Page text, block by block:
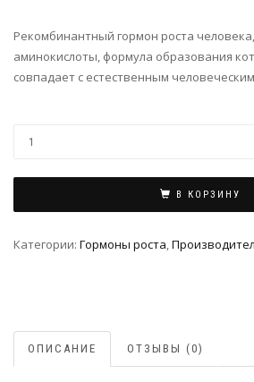
Рекомбинантный гормон роста
аминокислоты, формула образования
совпадает с естественным
В КОРЗИНУ
Категории: Гормоны роста,
ОПИСАНИЕ ОТЗЫВЫ (0)